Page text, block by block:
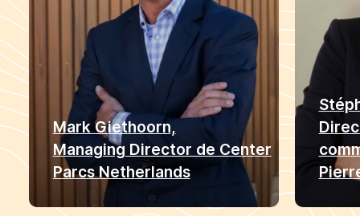
Mark Giethoorn,
Managing Director de Center
Parcs Netherlands